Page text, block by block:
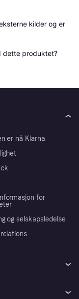
kilder og er
dette produktet?
er nå Klarna
for
og selskapsledelse